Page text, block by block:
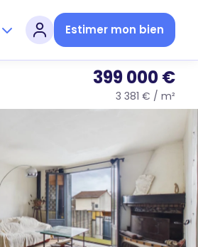
Estimer mon bien
399 000 €
3 381 € / m²